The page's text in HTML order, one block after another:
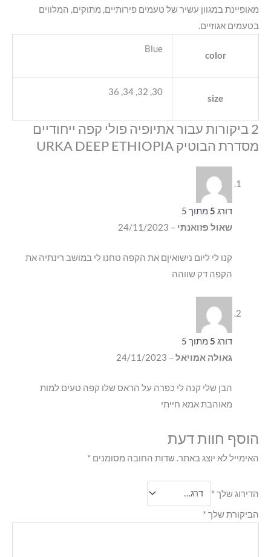
מאופיינת במגוון עשיר של טעמים פירותיים, מתוקים, המלווים
בטעמים אגוזיים.
color
Blue
size
30, 32, 34, 36
2 ביקורות עבור
אתיופיה פולי קפה ייחודיים
מסדרת הבוטיק URKA DEEP ETHIOPIA
דורג 5מתוך 5
שאול פזואנתי –
24/11/2023
קנו לי ליום נישואיןם את הקפה טחנו לי במושב רינתיה את
הקפה דק שווהה
דורג 5מתוך 5
גאולה אמויאל –
24/11/2023
הבן שלי קנה לי כפרה על הראס שלו קפה טעים למות
מאוהבת אמא חייתי
הוסף חוות דעת
האימייל לא יוצג באתר. שדות החובה מסומנים *
הדירוג שלך *
הביקורת שלך *